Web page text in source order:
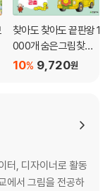
찾아도 찾아도 끝판왕 1
000개 숨은그림찾기 :
곤충 9,720원
10%
터, 디자이너로 활동
에서 그림을 전공하